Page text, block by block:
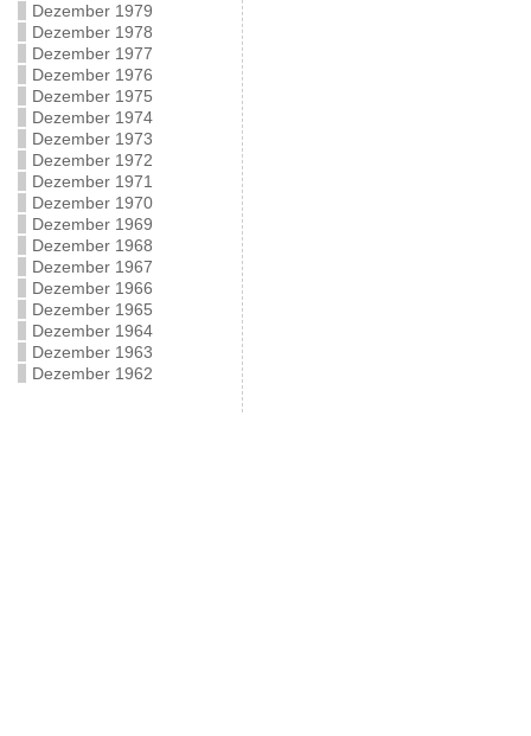
Dezember 1979
Dezember 1978
Dezember 1977
Dezember 1976
Dezember 1975
Dezember 1974
Dezember 1973
Dezember 1972
Dezember 1971
Dezember 1970
Dezember 1969
Dezember 1968
Dezember 1967
Dezember 1966
Dezember 1965
Dezember 1964
Dezember 1963
Dezember 1962